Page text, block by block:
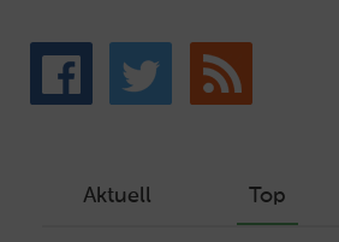
Aktuell Top